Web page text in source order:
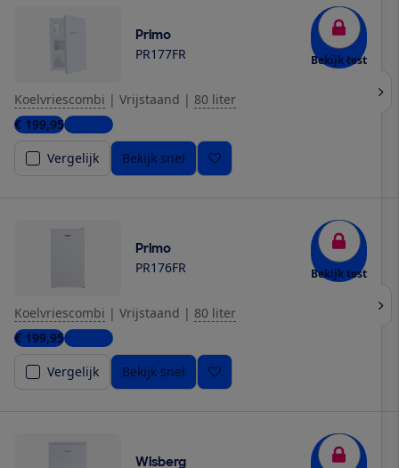
Primo
PR177FR Bekijk test
Koelvriescombi | Vrijstaand | 80 liter
€ 199,951 winkel
Vergelijk
Bekijk snel
Primo
PR176FR Bekijk test
Koelvriescombi | Vrijstaand | 80 liter
€ 199,951 winkel
Vergelijk
Bekijk snel
Wisberg